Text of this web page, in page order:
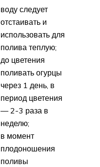
воду следует
отстаивать и
использовать для
полива теплую;
до цветения
поливать огурцы
через 1 день, в
период цветения
— 2-3 раза в
неделю;
в момент
плодоношения
поливы